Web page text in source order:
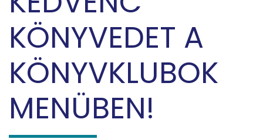
KÖNYVEDET A
KÖNYVKLUBOK
MENÜBEN!